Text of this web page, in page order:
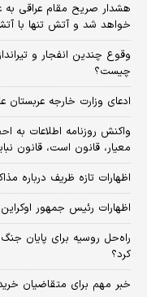
هشدار صریح مقام عراقی به
خواهد شد و آتش تنها با
وقوع چندین انفجار و
چیست؟
ادعای وزارت خارجه عربستان
واکنش روزنامه اطلاعات به
معیار، قانون است، قانون
اظهارات تازه ظریف درباره
اظهارات رئیس جمهور
راه‌حل روسیه برای پایان
کرد؟
خبر مهم برای متقاضیان خرید خودرو/